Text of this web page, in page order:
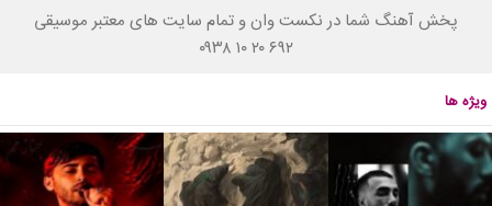
پخش آهنگ شما در نکست وان و تمام سایت های معتبر موسیقی
۰۹۳۸ ۱۰ ۲۰ ۶۹۲
ویژه ها